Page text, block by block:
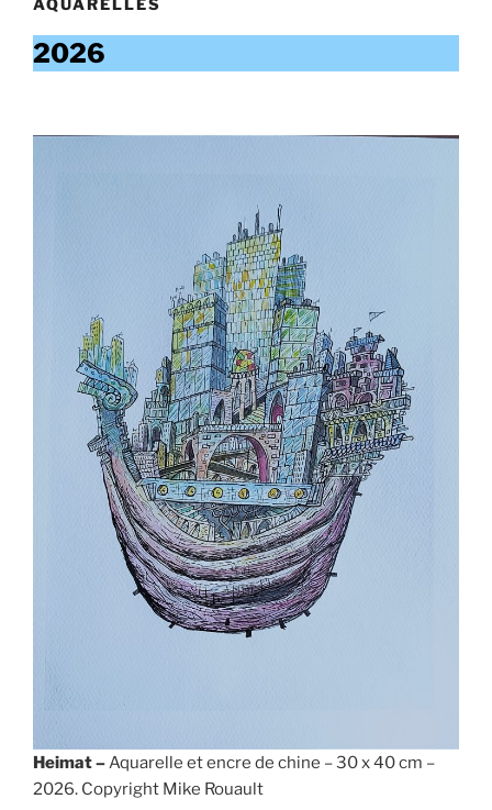
AQUARELLES
2026
Heimat –Aquarelle et encre de chine – 30 x 40 cm –
2026. Copyright Mike Rouault